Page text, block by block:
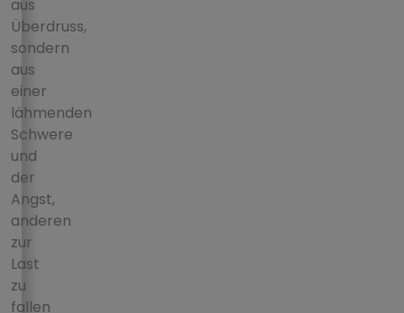
aus
Überdruss,
sondern
aus
einer
lähmenden
Schwere
und
der
Angst,
anderen
zur
Last
zu
fallen